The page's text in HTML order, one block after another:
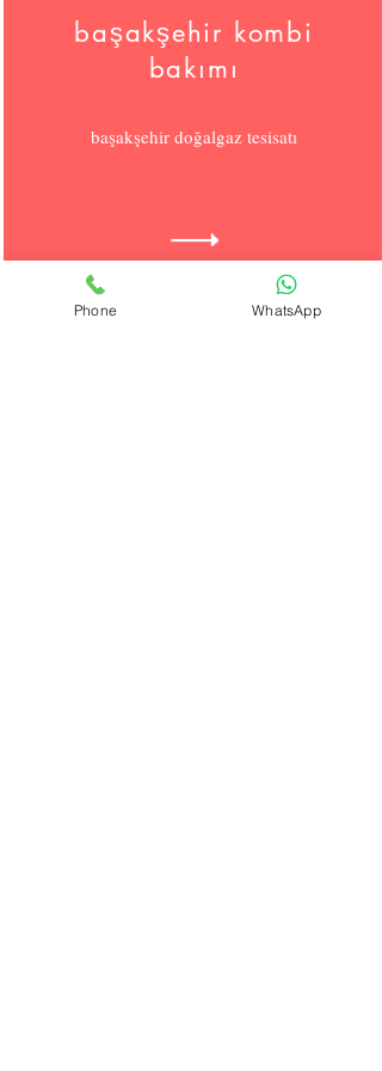
başakşehir kombi
bakımı
başakşehir doğalgaz tesisatı
Phone WhatsApp